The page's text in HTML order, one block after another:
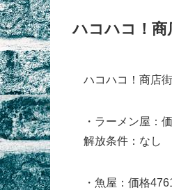
ハコハコ！商
ハコハコ！商店
・ラーメン屋：
解放条件：なし
・魚屋：価格